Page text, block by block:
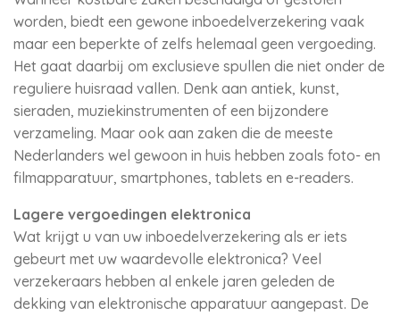
worden, biedt een gewone inboedelverzekering vaak
maar een beperkte of zelfs helemaal geen vergoeding.
Het gaat daarbij om exclusieve spullen die niet onder de
reguliere huisraad vallen. Denk aan antiek, kunst,
sieraden, muziekinstrumenten of een bijzondere
verzameling. Maar ook aan zaken die de meeste
Nederlanders wel gewoon in huis hebben zoals foto- en
filmapparatuur, smartphones, tablets en e-readers.
Lagere vergoedingen elektronica
Wat krijgt u van uw inboedelverzekering als er iets
gebeurt met uw waardevolle elektronica? Veel
verzekeraars hebben al enkele jaren geleden de
dekking van elektronische apparatuur aangepast. De